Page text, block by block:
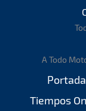
A Todo
Portada
Tiempos